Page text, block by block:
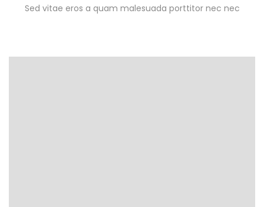
Sed vitae eros a quam malesuada porttitor nec nec